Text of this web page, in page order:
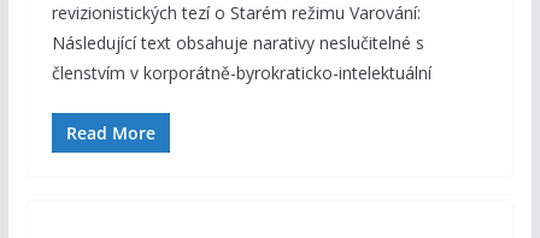
revizionistických tezí o Starém režimu Varování:
Následující text obsahuje narativy neslučitelné s
členstvím v korporátně-byrokraticko-intelektuální
Read More